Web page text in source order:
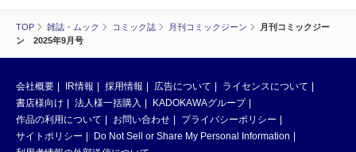
TOP 雑誌・ムック コミック誌 月刊コミックジーン
月刊コミックジー
ン 2025年9月号
会社概要 IR情報 採用情報 広告について
ライセンスについて
書店様向け
法人様一括購入
KADOKAWAグループ
作品の利用について
お問い合わせ
プライバシーポリシー
サイトポリシー
Do Not Sell or Share My Personal Information